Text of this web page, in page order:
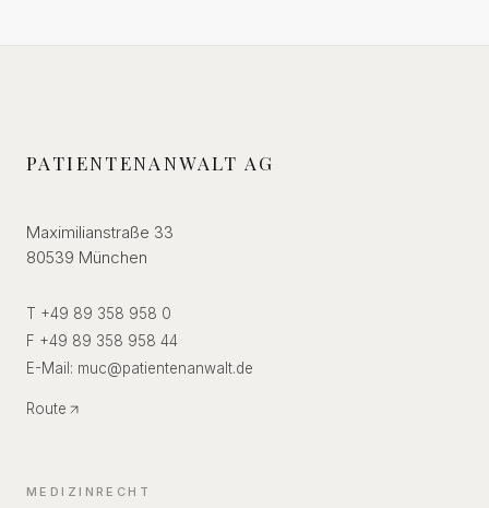
PATIENTENANWALT AG
Maximilianstraße 33
80539 München
T +49 89 358 958 0
F +49 89 358 958 44
E-Mail: muc@patientenanwalt.de
Route
MEDIZINRECHT